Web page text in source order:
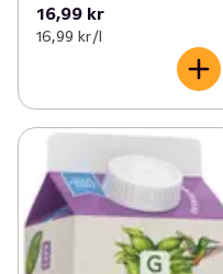
16,99 kr
16,99 kr /l